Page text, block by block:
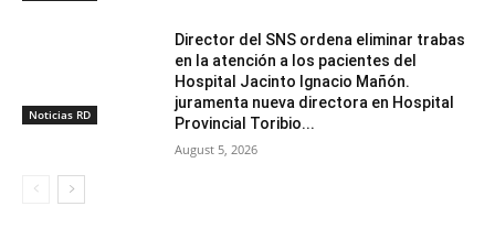
Noticias RD
Director del SNS ordena eliminar trabas
en la atención a los pacientes del
Hospital Jacinto Ignacio Mañón.
juramenta nueva directora en Hospital
Provincial Toribio...
August 5, 2026